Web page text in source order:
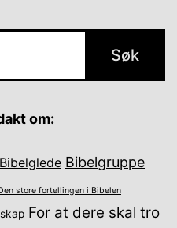
om:
Bibelglede Bibelgruppe
store fortellingen i Bibelen
For at dere skal tro